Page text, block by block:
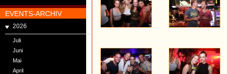
EVENTS-ARCHIV
2026
Juli
Juni
Mai
April